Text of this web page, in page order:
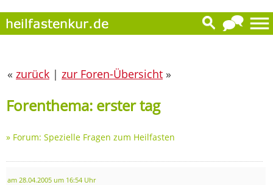
« zurück | zur Foren-Übersicht »
Forenthema: erster tag
» Forum: Spezielle Fragen zum Heilfasten
am 28.04.2005 um 16:54 Uhr